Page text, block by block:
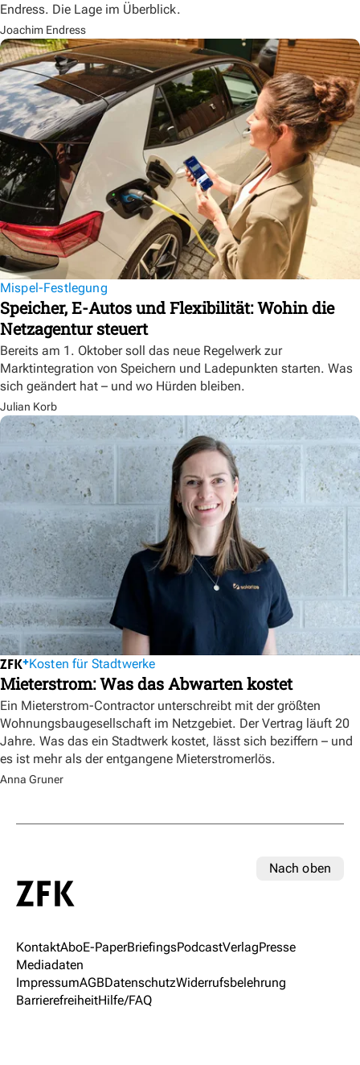
Endress. Die Lage im Überblick.
Joachim Endress
Mispel-Festlegung
Speicher, E-Autos und Flexibilität: Wohin die
Netzagentur steuert
Bereits am 1. Oktober soll das neue Regelwerk zur
Marktintegration von Speichern und Ladepunkten starten. Was
sich geändert hat – und wo Hürden bleiben.
Julian Korb
Kosten für Stadtwerke
Mieterstrom: Was das Abwarten kostet
Ein Mieterstrom-Contractor unterschreibt mit der größten
Wohnungsbaugesellschaft im Netzgebiet. Der Vertrag läuft 20
Jahre. Was das ein Stadtwerk kostet, lässt sich beziffern – und
es ist mehr als der entgangene Mieterstromerlös.
Anna Gruner
Nach oben
KontaktAboE-PaperBriefingsPodcastVerlagPresse
Mediadaten
ImpressumAGBDatenschutzWiderrufsbelehrung
BarrierefreiheitHilfe/FAQ